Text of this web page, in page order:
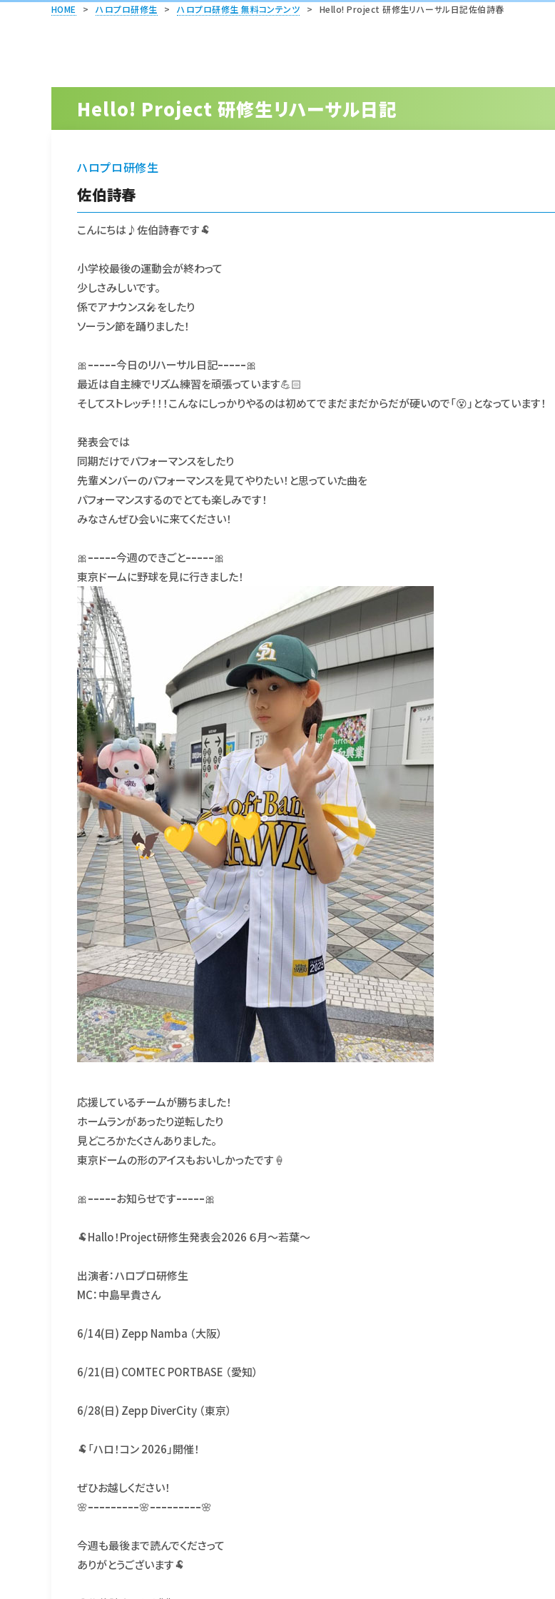
HOME > ハロプロ研修生 > ハロプロ研修生 無料コンテンツ > Hello! Project 研修生リハーサル日記佐伯詩春
Hello! Project 研修生リハーサル日記
ハロプロ研修生
佐伯詩春
こんにちは♪佐伯詩春です🐏
小学校最後の運動会が終わって
少しさみしいです。
係でアナウンス🎤をしたり
ソーラン節を踊りました！
🎀ｰｰｰｰｰ今日のリハーサル日記ｰｰｰｰｰ🎀
最近は自主練でリズム練習を頑張っています💪🏻
そしてストレッチ！！！こんなにしっかりやるのは初めてでまだまだからだが硬いので「😵」となっています！
発表会では
同期だけでパフォーマンスをしたり
先輩メンバーのパフォーマンスを見てやりたい！と思っていた曲を
パフォーマンスするのでとても楽しみです！
みなさんぜひ会いに来てください！
🎀ｰｰｰｰｰ今週のできごとｰｰｰｰｰ🎀
東京ドームに野球を見に行きました！
応援しているチームが勝ちました！
ホームランがあったり逆転したり
見どころかたくさんありました。
東京ドームの形のアイスもおいしかったです🍦
🎀ｰｰｰｰｰお知らせですｰｰｰｰｰ🎀
🐏Hallo！Project研修生発表会2026 ６月〜若葉〜
出演者：ハロプロ研修生
MC：中島早貴さん
6/14(日) Zepp Namba （大阪）
6/21(日) COMTEC PORTBASE （愛知）
6/28(日) Zepp DiverCity （東京）
🐏「​ハロ！コン 2026」開催！
ぜひお越しください！
🌸ｰｰｰｰｰｰｰｰｰ🌸ｰｰｰｰｰｰｰｰｰ🌸
今週も最後まで読んでくださって
ありがとうございます🐏